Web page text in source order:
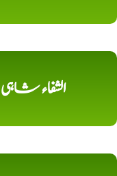
الشفاء